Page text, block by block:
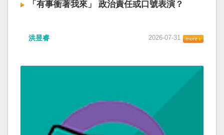
「有事衝著我來」 政治責任或口號表演？
洪昱睿 2026-07-31